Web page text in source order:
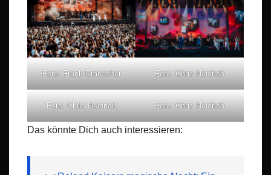
Foto: Frank Embacher Foto: Chris Heidrich
Foto: Chris Heidrich Foto: Chris Heidrich
Das könnte Dich auch interessieren: